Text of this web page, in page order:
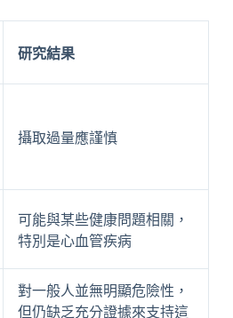
研究結果
攝取過量應謹慎
可能與某些健康問題相關，
特別是心血管疾病
對一般人並無明顯危險性，
但仍缺乏充分證據來支持這